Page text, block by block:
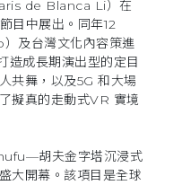
de Blanca Li）在
目中展出。同年12
及台灣文化內容策進
造成長期演出型的定目
共舞，以及5G 和大場
擬真的走動式VR 實境
胡夫金字塔沉浸式
大開幕。該項目是全球